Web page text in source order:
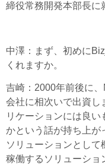
締役常務開発本部長に
中澤 ：まず、初めに
くれますか。
吉崎 ：2000年前後に
会社に相次いで出資し
リケーションには良
かという話が持ち上が
ソリューションとし
稼働するソリューショ